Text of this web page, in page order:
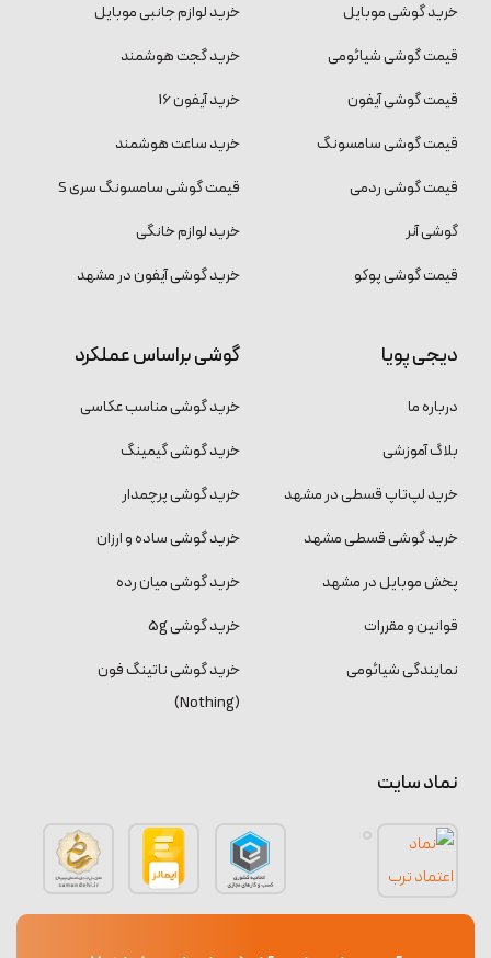
خرید گوشی موبایل
قیمت گوشی شیائومی
قیمت گوشی آیفون
قیمت گوشی سامسونگ
قیمت گوشی ردمی
گوشی آنر
قیمت گوشی پوکو
خرید لوازم جانبی موبایل
خرید گجت هوشمند
خرید آیفون 16
خرید ساعت هوشمند
قیمت گوشی سامسونگ سری S
خرید لوازم خانگی
خرید گوشی آیفون در مشهد
دیجی پویا
درباره ما
بلاگ آموزشی
خرید لپ‌تاپ قسطی در مشهد
خرید گوشی قسطی مشهد
پخش موبایل در مشهد
قوانین و مقررات
نمایندگی شیائومی
گوشی براساس عملکرد
خرید گوشی مناسب عکاسی
خرید گوشی گیمینگ
خرید گوشی پرچمدار
خرید گوشی ساده و ارزان
خرید گوشی میان رده
خرید گوشی 5g
خرید گوشی ناتینگ فون
(Nothing)
نماد سایت